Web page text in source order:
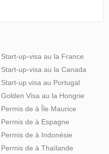
Start-up-visa au la France
Start-up-visa au la Canada
Start-up visa au Portugal
Golden Visa au la Hongrie
Permis de à Île Maurice
Permis de à Espagne
Permis de à Indonésie
Permis de à Thaïlande